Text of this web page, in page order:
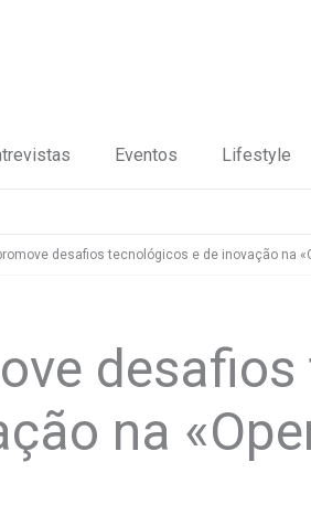
Eventos Lifestyle
desafios tecnológicos e de inovação na
na